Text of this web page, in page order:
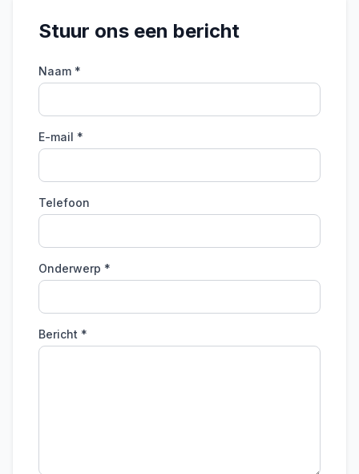
Stuur ons een bericht
Naam *
E-mail *
Telefoon
Onderwerp *
Bericht *